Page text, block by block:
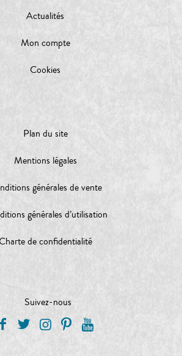
Actualités
Mon compte
Cookies
Plan du site
Mentions légales
générales de vente
générales d’utilisation
de confidentialité
Suivez-nous